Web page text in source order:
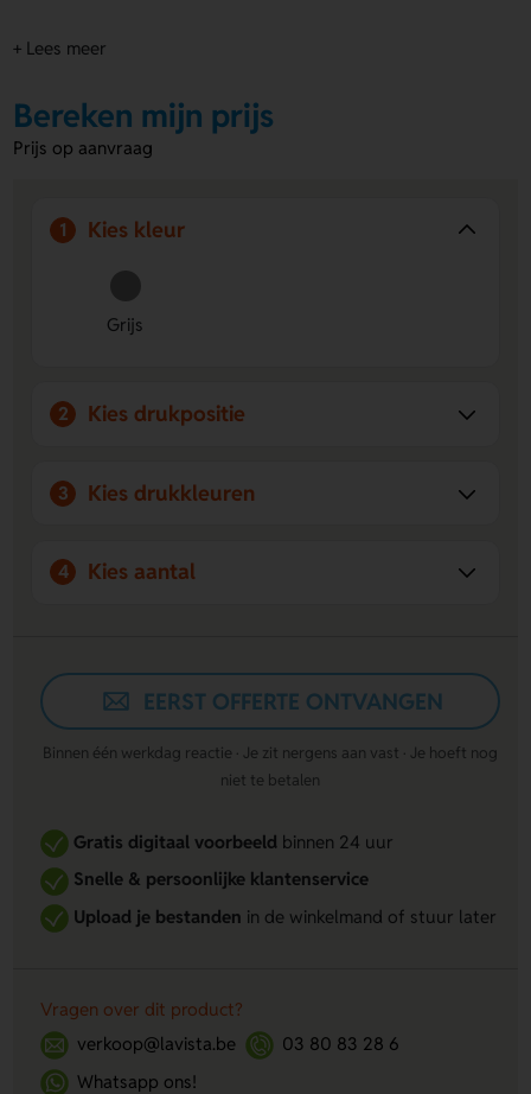
+ Lees meer
Bereken mijn prijs
Prijs op aanvraag
1 Kies kleur
Grijs
2 Kies drukpositie
3 Kies drukkleuren
4 Kies aantal
EERST OFFERTE ONTVANGEN
Binnen één werkdag reactie · Je zit nergens aan vast · Je hoeft nog
niet te betalen
Gratis digitaal voorbeeldbinnen 24 uur
Snelle & persoonlijke klantenservice
Upload je bestanden in de winkelmand of stuur later
Vragen over dit product?
verkoop@lavista.be
03 80 83 28 6
Whatsapp ons!